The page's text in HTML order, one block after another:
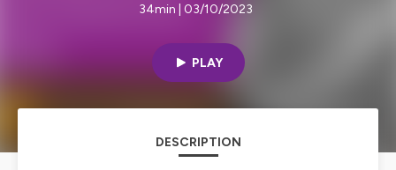
Nature Sacrée de la Femme
34min | 03/10/2023
PLAY
DESCRIPTION